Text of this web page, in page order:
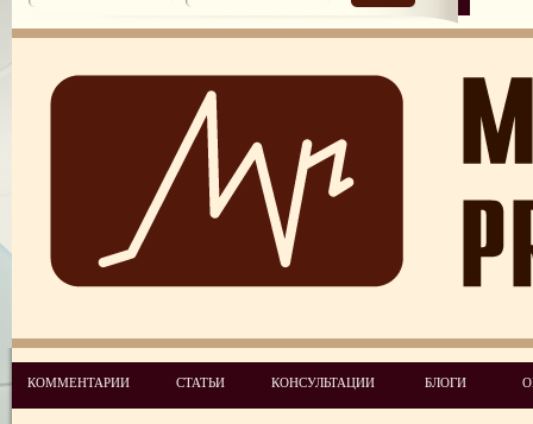
КОММЕНТАРИИ СТАТЬИ КОНСУЛЬТАЦИИ БЛОГИ
ПОТРЕБИТЕЛЬСКИЙ ЭКСТРЕМИЗМ
ПЕРЕГОРЕЛО, или ЧЕМ ГРОЗИТ ЭМОЦИОНАЛЬНОЕ
ПЕРСОНАЛА
УСПЕШНЫЙ ДЕБЮТ «ШКОЛЫ АДМИНИСТРАТОРОВ
ЦЕЛЕПОЛАГАНИЕ, или КАК ПРАВИЛЬНО СТАВИТЬ ЦЕЛИ И
ИХ
ЧЕГО ХОТЯТ ПАЦИЕНТЫ КАТЕГОРИИ VIP